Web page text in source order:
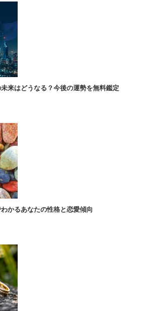
来はどうなる？今後の運勢を無料鑑定
かるあなたの性格と恋愛傾向